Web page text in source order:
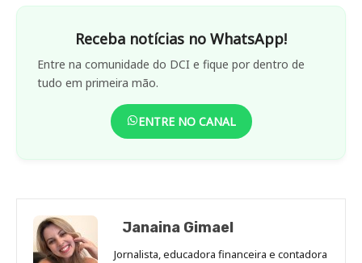
Receba notícias no WhatsApp!
Entre na comunidade do DCI e fique por dentro de
tudo em primeira mão.
ENTRE NO CANAL
Janaina Gimael
Jornalista, educadora financeira e contadora